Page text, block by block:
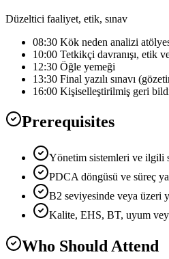
Düzeltici faaliyet, etik, sınav
08:30 Kök neden analizi
10:00 Tetkikçi davranışı, etik ve
12:30 Öğle yemeği
13:30 Final yazılı sınavı
16:00 Kişiselleştirilmiş geri
Prerequisites
Yönetim sistemleri ve ilgili
PDCA döngüsü ve süreç
B2 seviyesinde veya üzeri
Kalite, EHS, BT, uyum
Who Should Attend